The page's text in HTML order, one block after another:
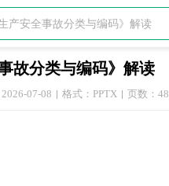
故分类与编码》解读
2026-07-08 格式：PPTX 页数：48